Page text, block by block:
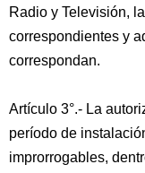
Radio y Televisión,
correspondientes y
correspondan.
Artículo 3°.- La
período de
improrrogables,